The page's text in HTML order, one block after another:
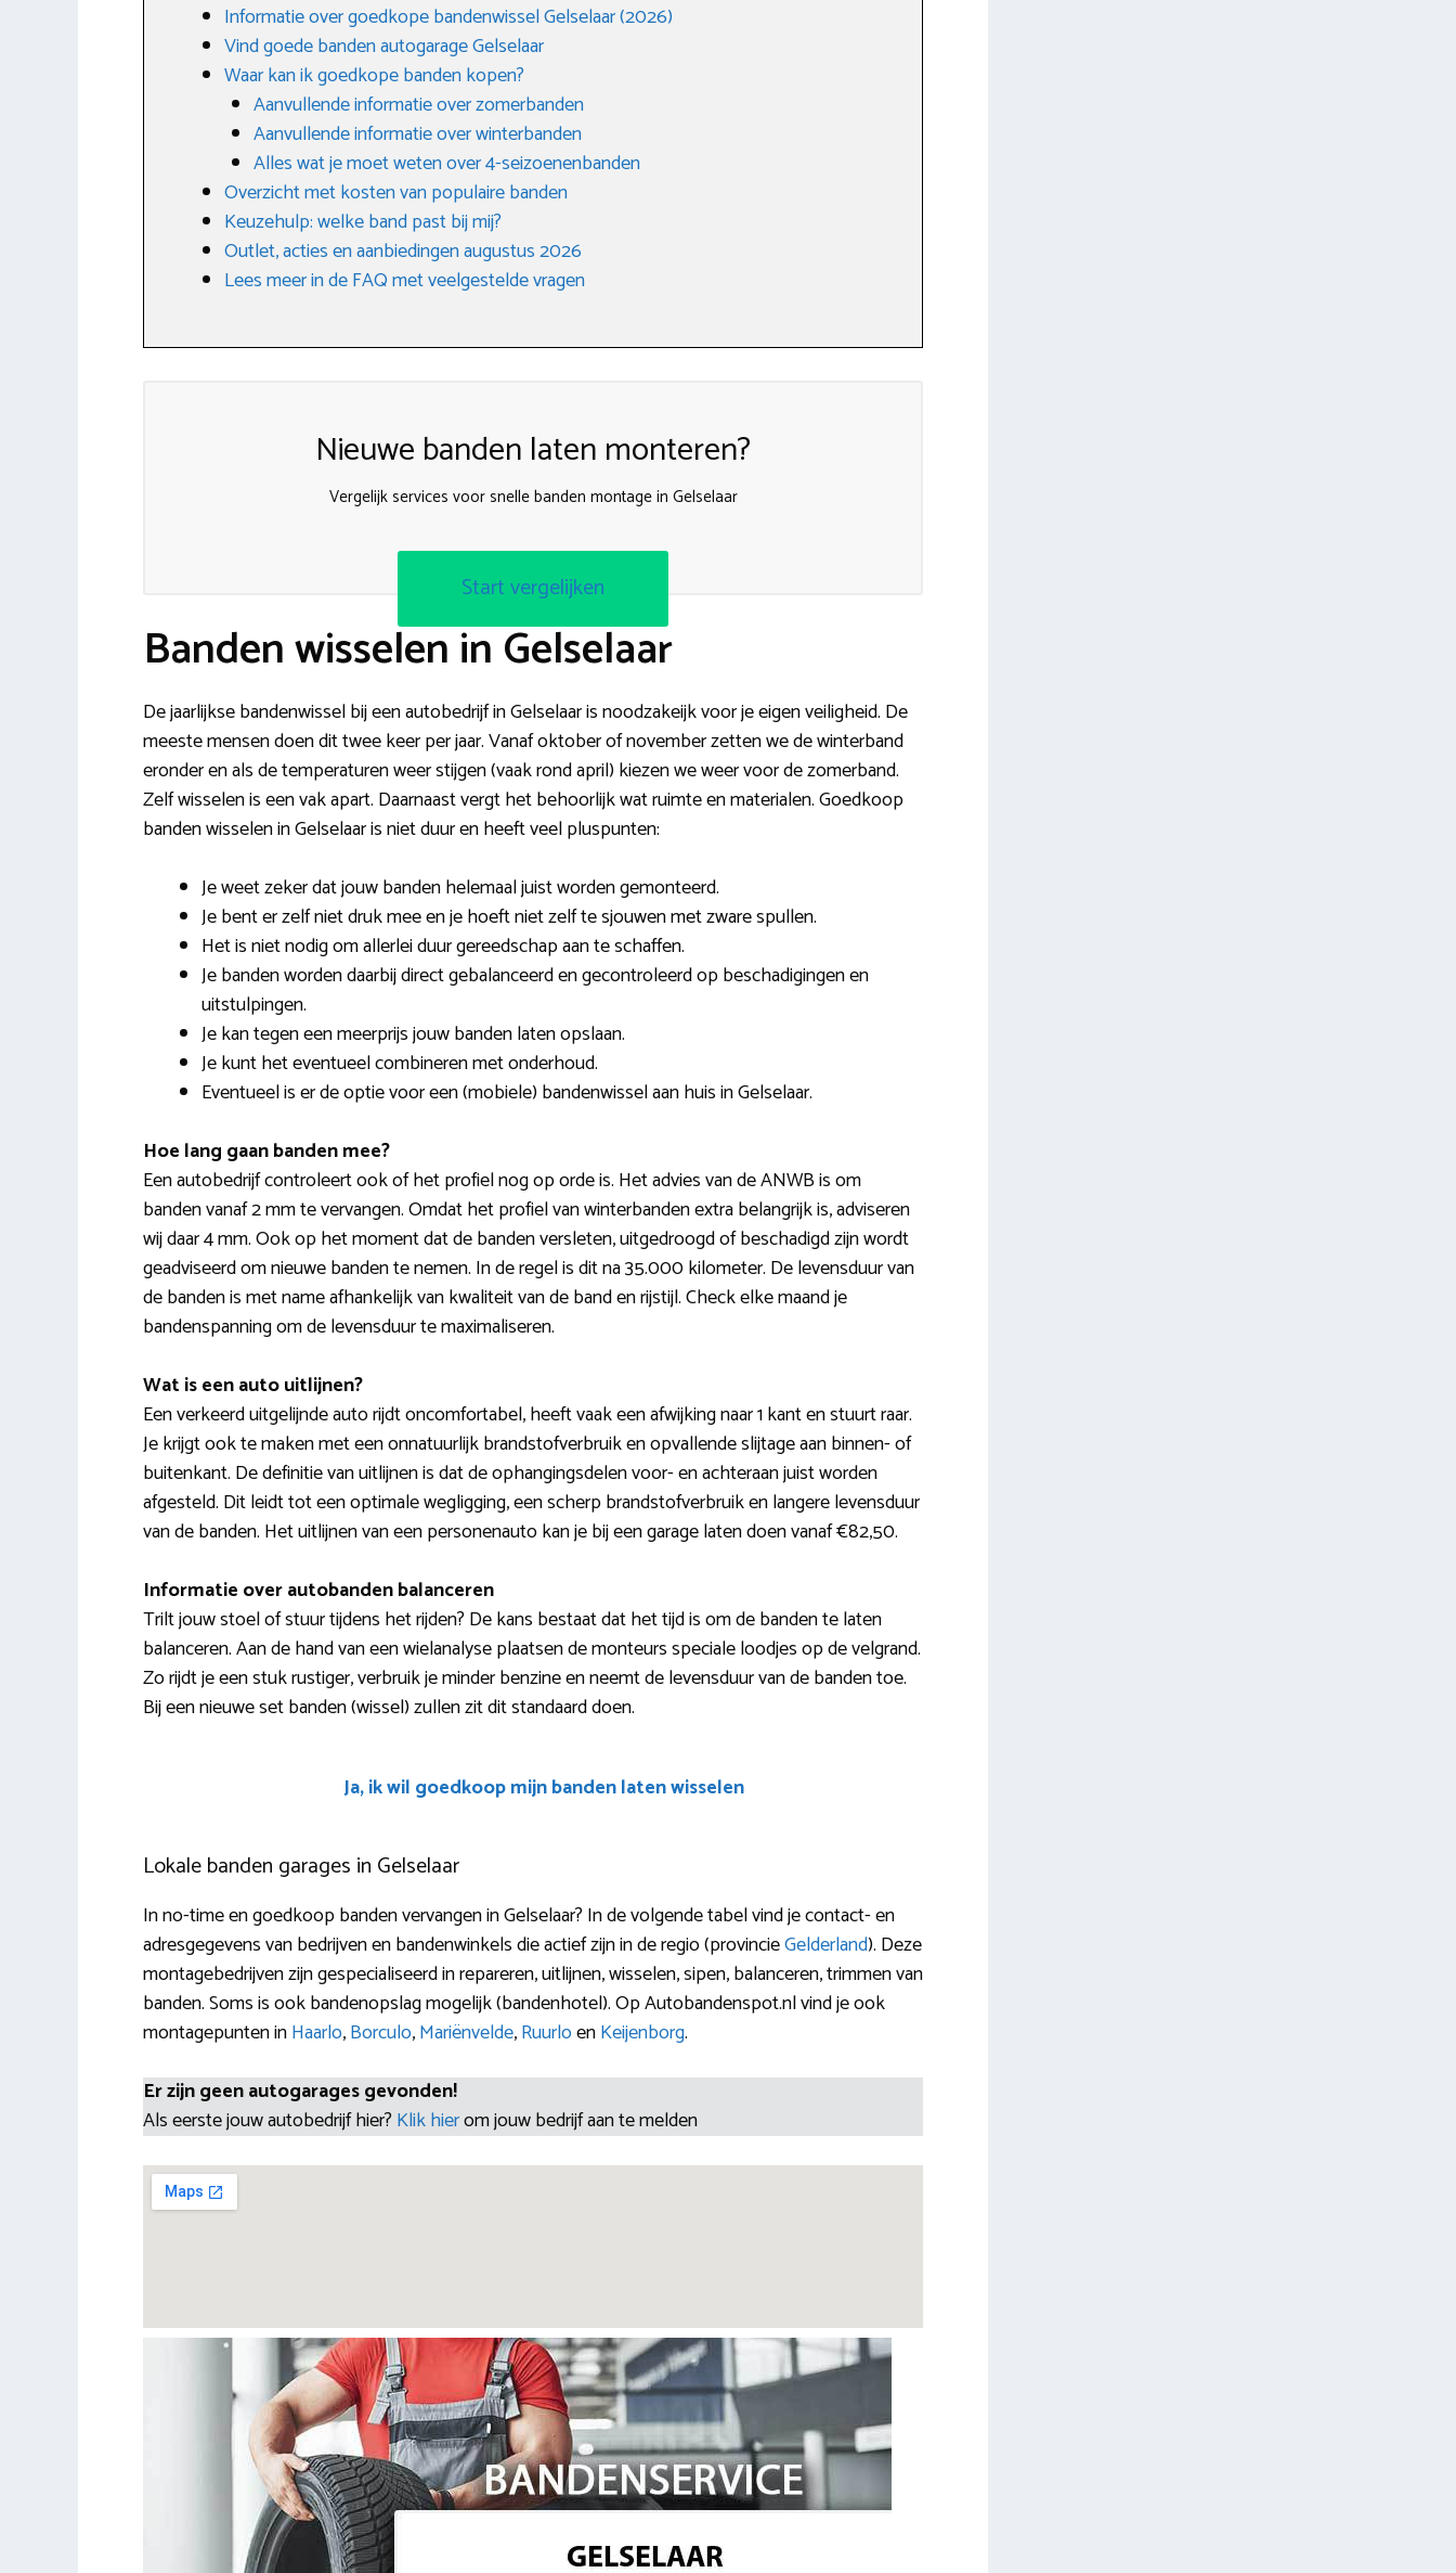
Informatie over goedkope bandenwissel Gelselaar (2026)
Vind goede banden autogarage Gelselaar
Waar kan ik goedkope banden kopen?
Aanvullende informatie over zomerbanden
Aanvullende informatie over winterbanden
Alles wat je moet weten over 4-seizoenenbanden
Overzicht met kosten van populaire banden
Keuzehulp: welke band past bij mij?
Outlet, acties en aanbiedingen augustus 2026
Lees meer in de FAQ met veelgestelde vragen
Nieuwe banden laten monteren?
Vergelijk services voor snelle banden montage in Gelselaar
Start vergelijken
Banden wisselen in Gelselaar
De jaarlijkse bandenwissel bij een autobedrijf in Gelselaar is noodzakeijk voor je eigen veiligheid. De
meeste mensen doen dit twee keer per jaar. Vanaf oktober of november zetten we de winterband
eronder en als de temperaturen weer stijgen (vaak rond april) kiezen we weer voor de zomerband.
Zelf wisselen is een vak apart. Daarnaast vergt het behoorlijk wat ruimte en materialen. Goedkoop
banden wisselen in Gelselaar is niet duur en heeft veel pluspunten:
Je weet zeker dat jouw banden helemaal juist worden gemonteerd.
Je bent er zelf niet druk mee en je hoeft niet zelf te sjouwen met zware spullen.
Het is niet nodig om allerlei duur gereedschap aan te schaffen.
Je banden worden daarbij direct gebalanceerd en gecontroleerd op beschadigingen en
uitstulpingen.
Je kan tegen een meerprijs jouw banden laten opslaan.
Je kunt het eventueel combineren met onderhoud.
Eventueel is er de optie voor een (mobiele) bandenwissel aan huis in Gelselaar.
Hoe lang gaan banden mee?
Een autobedrijf controleert ook of het profiel nog op orde is. Het advies van de ANWB is om
banden vanaf 2 mm te vervangen. Omdat het profiel van winterbanden extra belangrijk is, adviseren
wij daar 4 mm. Ook op het moment dat de banden versleten, uitgedroogd of beschadigd zijn wordt
geadviseerd om nieuwe banden te nemen. In de regel is dit na 35.000 kilometer. De levensduur van
de banden is met name afhankelijk van kwaliteit van de band en rijstijl. Check elke maand je
bandenspanning om de levensduur te maximaliseren.
Wat is een auto uitlijnen?
Een verkeerd uitgelijnde auto rijdt oncomfortabel, heeft vaak een afwijking naar 1 kant en stuurt raar.
Je krijgt ook te maken met een onnatuurlijk brandstofverbruik en opvallende slijtage aan binnen- of
buitenkant. De definitie van uitlijnen is dat de ophangingsdelen voor- en achteraan juist worden
afgesteld. Dit leidt tot een optimale wegligging, een scherp brandstofverbruik en langere levensduur
van de banden. Het uitlijnen van een personenauto kan je bij een garage laten doen vanaf €82,50.
Informatie over autobanden balanceren
Trilt jouw stoel of stuur tijdens het rijden? De kans bestaat dat het tijd is om de banden te laten
balanceren. Aan de hand van een wielanalyse plaatsen de monteurs speciale loodjes op de velgrand.
Zo rijdt je een stuk rustiger, verbruik je minder benzine en neemt de levensduur van de banden toe.
Bij een nieuwe set banden (wissel) zullen zit dit standaard doen.
Ja, ik wil goedkoop mijn banden laten wisselen
Lokale banden garages in Gelselaar
In no-time en goedkoop banden vervangen in Gelselaar? In de volgende tabel vind je contact- en
adresgegevens van bedrijven en bandenwinkels die actief zijn in de regio (provincieGelderland). Deze
montagebedrijven zijn gespecialiseerd in repareren, uitlijnen, wisselen, sipen, balanceren, trimmen van
banden. Soms is ook bandenopslag mogelijk (bandenhotel). Op Autobandenspot.nl vind je ook
montagepunten inHaarlo,Borculo,Mariënvelde,RuurloenKeijenborg.
Er zijn geen autogarages gevonden!
Als eerste jouw autobedrijf hier? Klik hierom jouw bedrijf aan te melden